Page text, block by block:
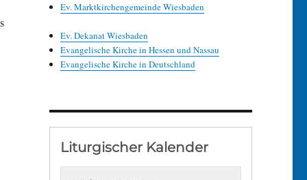
Ev. Marktkirchengemeinde Wiesbaden
Ev. Dekanat Wiesbaden
Evangelische Kirche in Hessen und Nassau
Evangelische Kirche in Deutschland